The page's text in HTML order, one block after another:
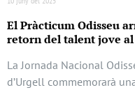
El Pràcticum Odisseu
retorn del talent jove
La Jornada Nacional
d’Urgell commemorarà